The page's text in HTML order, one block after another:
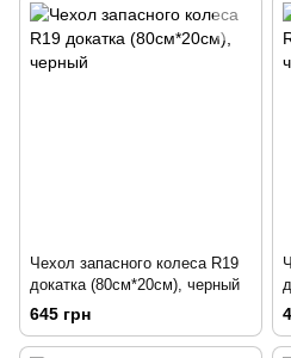
Чехол запасного колеса R19
докатка (80см*20см), черный
645 грн